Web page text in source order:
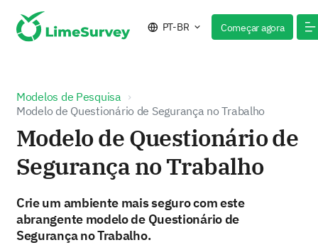
PT-BR Começar agora
Modelos de Pesquisa
Modelo de Questionário de Segurança no Trabalho
Modelo de Questionário de
Segurança no Trabalho
Crie um ambiente mais seguro com este
abrangente modelo de Questionário de
Segurança no Trabalho.